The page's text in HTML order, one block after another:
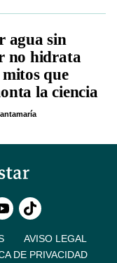
agua sin
no hidrata
que
la ciencia
AVISO LEGAL
DE PRIVACIDAD